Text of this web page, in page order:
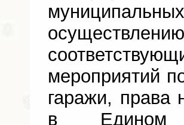
мероприятий
гаражи, права
в Едином